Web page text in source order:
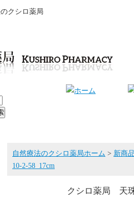
クシロ薬局
自然療法のクシロ薬局ホーム > 新商
10-2-58_17cm
クシロ薬局 天